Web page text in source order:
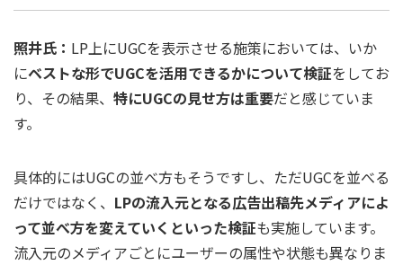
照井氏： LP上にUGCを表示させる施策においては、いか
にベストな形でUGCを活用できるかについて検証をしてお
り、その結果、 特にUGCの見せ方は重要だと感じていま
す。
具体的にはUGCの並べ方もそうですし、ただUGCを並べる
だけではなく、 LPの流入元となる広告出稿先メディアによ
って並べ方を変えていくといった検証も実施しています。
流入元のメディアごとにユーザーの属性や状態も異なりま